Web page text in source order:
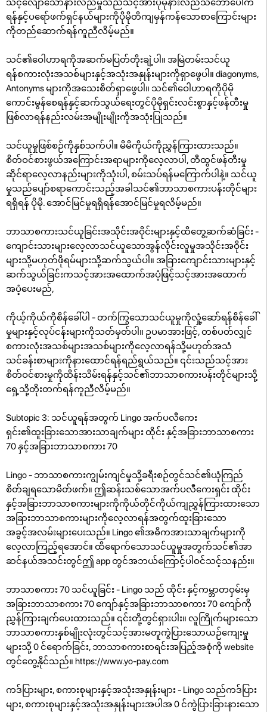
ရန်နှင့်ပရော်ဖက်ရှင်နယ်များကိုပိုမိုတိကျမှန်ကန်သောစာကြောင်းများ
ကိုတည်ဆောက်ရန်ကူညီလိမ့်မည်။
သင်၏ဝေါဟာရကိုအဆက်မပြတ်တိုးချဲ့ပါ။ အမြဲတမ်းသင်ယူ
ရန်စကားလုံးအသစ်များနှင့်အသုံးအနှုန်းများကိုရှာဖွေပါ။ diagonyms,
Antonyms များကိုအသေးစိတ်ရှာဖွေပါ။ သင်၏ဝေါဟာရကိုပိုမို
ကောင်းမွန်စေရန်နှင့်ဆက်သွယ်ရေးတွင်ပိုမိုရှင်းလင်းစွာနှင့်ဖန်တီးမှု
ဖြစ်လာရန်နည်းလမ်းအမျိုးမျိုးကိုအသုံးပြုသည်။
သင်ယူမှုဖြစ်စဉ်ကိုနှစ်သက်ပါ။ မိမိကိုယ်ကိုညွှန်ကြားထားသည်။
စိတ်ဝင်စားဖွယ်အကြောင်းအရာများကိုလေ့လာပါ, တီထွင်ဖန်တီးမှု
ဆိုင်ရာလေ့လာနည်းများကိုသုံးပါ, စမ်းသပ်ရန်မကြောက်ပါနဲ့။ သင်ယူ
မှုသည်ပျော်စရာကောင်းသည့်အခါသင်၏ဘာသာစကားပန်းတိုင်များ
ရရှိရန် ပိုမို. အောင်မြင်မှုရရှိရန်အောင်မြင်မှုရလိမ့်မည်။
ဘာသာစကားသင်ယူခြင်းအသိုင်းအဝိုင်းများနှင့်ထိတွေ့ဆက်ဆံခြင်း -
ကျောင်းသားများလေ့လာသင်ယူသောအွန်လိုင်းလူမှုအသိုင်းအဝိုင်း
များသို့မဟုတ်ဖိုရမ်များသို့ဆက်သွယ်ပါ။ အခြားကျောင်းသားများနှင့်
ဆက်သွယ်ခြင်းကသင့်အားအထောက်အပံ့ဖြင့်သင့်အားအထောက်
အပံ့ပေးမည်,
ကိုယ့်ကိုယ်ကိုစိန်ခေါ်ပါ - တက်ကြွသောသင်ယူမှုကိုလှုံ့ဆော်ရန်စိန်ခေါ်
မှုများနှင့်လုပ်ငန်းများကိုသတ်မှတ်ပါ။ ဥပမာအားဖြင့်, တစ်ပတ်လျှင်
စကားလုံးအသစ်များအသစ်များကိုလေ့လာရန်သို့မဟုတ်အသံ
သင်ခန်းစာများကိုနားထောင်ရန်ရည်ရွယ်သည်။ ၎င်းသည်သင့်အား
စိတ်ဝင်စားမှုကိုထိန်းသိမ်းရန်နှင့်သင်၏ဘာသာစကားပန်းတိုင်များသို့
ရှေ့သို့တိုးတက်ရန်ကူညီလိမ့်မည်။
Subtopic 3: သင်ယူရန်အတွက် Lingo အက်ပလီကေး
ရှင်း၏ထူးခြားသောအားသာချက်များ ထိုင်း နှင့်အခြားဘာသာစကား
70 နှင့်အခြားဘာသာစကား 70
Lingo - ဘာသာစကားကျွမ်းကျင်မှုသို့ခရီးစဉ်တွင်သင်၏ယုံကြည်
စိတ်ချရသောမိတ်ဖက်။ ဤဆန်းသစ်သောအက်ပလီကေးရှင်း ထိုင်း
နှင့်အခြားဘာသာစကားများကိုကိုယ်တိုင်ကိုယ်ကျညွှန်ကြားထားသော
အခြားဘာသာစကားများကိုလေ့လာရန်အတွက်ထူးခြားသော
အခွင့်အလမ်းများပေးသည်။ Lingo ၏အဓိကအားသာချက်များကို
လေ့လာကြည့်ရအောင်။ ထိရောက်သောသင်ယူမှုအတွက်သင်၏အာ
ဆင်နယ်အသင်းတွင်ဤ app တွင်အဘယ်ကြောင့်ပါဝင်သင့်သနည်း။
ဘာသာစကား 70 သင်ယူခြင်း - Lingo သည် ထိုင်း နှင့်ကမ္ဘာတဝှမ်းမှ
အခြားဘာသာစကား 70 ကျော်နှင့်အခြားဘာသာစကား 70 ကျော်ကို
ညွှန်ကြားချက်ပေးထားသည်။ ၎င်းတို့တွင်ရှားပါး။ လူကြိုက်များသော
ဘာသာစကားနှစ်မျိုးလုံးတွင်သင့်အားမတူကွဲပြားသောယဉ်ကျေးမှု
များသို့ 0 င်ရောက်ခြင်း, ဘာသာစကားစာရင်းအပြည့်အစုံကို website
တွင်တွေ့နိုင်သည်။ https://www.yo-pay.com
ကဒ်ပြားများ, စကားစုများနှင့်အသုံးအနှုန်းများ - Lingo သည်ကဒ်ပြား
များ, စကားစုများနှင့်အသုံးအနှုန်းများအပါအ 0 င်ကွဲပြားခြားနားသော